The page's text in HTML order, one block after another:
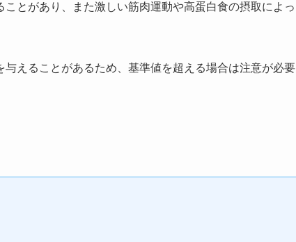
とがあり、また激しい筋肉運動や高蛋白食の摂取によっ
えることがあるため、基準値を超える場合は注意が必要